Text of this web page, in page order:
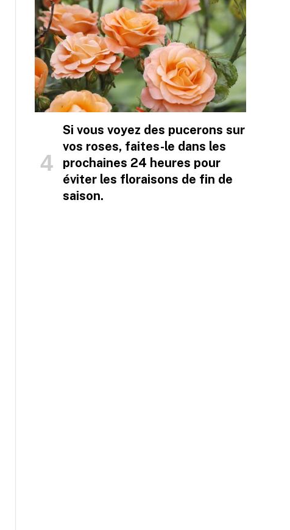
Si vous voyez des pucerons sur
vos roses, faites-le dans les
prochaines 24 heures pour
éviter les floraisons de fin de
saison.